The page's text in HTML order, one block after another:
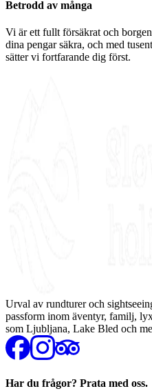
Betrodd av många
Vi är ett fullt försäkrat och
dina pengar säkra, och med
sätter vi fortfarande dig först.
Urval av rundturer och
passform inom äventyr, familj,
som Ljubljana, Lake Bled och
Har du frågor? Prata med oss.